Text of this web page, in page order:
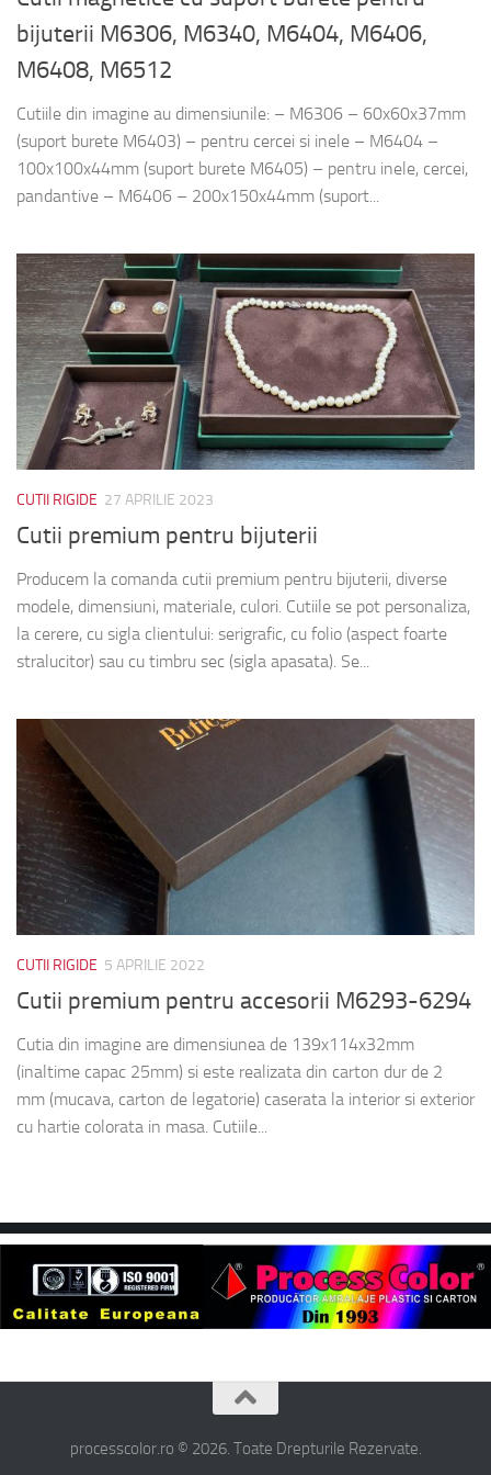
bijuterii M6306, M6340, M6404, M6406,
M6408, M6512
Cutiile din imagine au dimensiunile: – M6306 – 60x60x37mm
(suport burete M6403) – pentru cercei si inele – M6404 –
100x100x44mm (suport burete M6405) – pentru inele, cercei,
pandantive – M6406 – 200x150x44mm (suport...
CUTII RIGIDE 27 APRILIE 2023
Cutii premium pentru bijuterii
Producem la comanda cutii premium pentru bijuterii, diverse
modele, dimensiuni, materiale, culori. Cutiile se pot personaliza,
la cerere, cu sigla clientului: serigrafic, cu folio (aspect foarte
stralucitor) sau cu timbru sec (sigla apasata). Se...
CUTII RIGIDE 5 APRILIE 2022
Cutii premium pentru accesorii M6293-6294
Cutia din imagine are dimensiunea de 139x114x32mm
(inaltime capac 25mm) si este realizata din carton dur de 2
mm (mucava, carton de legatorie) caserata la interior si exterior
cu hartie colorata in masa. Cutiile...
processcolor.ro © 2026. Toate Drepturile Rezervate.